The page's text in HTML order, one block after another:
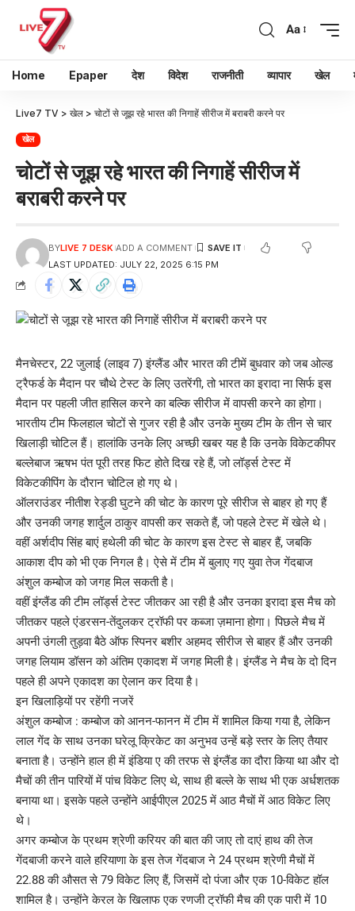
Aa
Home Epaper देश विदेश राजनीती व्यापार खेल
Live7 TV > खेल > चोटों से जूझ रहे भारत की निगाहें सीरीज में बराबरी करने पर
खेल
चोटों से जूझ रहे भारत की निगाहें सीरीज में
बराबरी करने पर
LAST UPDATED: JULY 22, 2025 6:15 PM
BYLIVE 7 DESK ADD A COMMENT
मैनचेस्टर, 22 जुलाई (लाइव 7) इंग्लैंड और भारत की टीमें बुधवार को जब ओल्ड
ट्रैफर्ड के मैदान पर चौथे टेस्ट के लिए उतरेंगी, तो भारत का इरादा ना सिर्फ इस
मैदान पर पहली जीत हासिल करने का बल्कि सीरीज में वापसी करने का होगा।
भारतीय टीम फिलहाल चोटों से गुजर रही है और उनके मुख्य टीम के तीन से चार
खिलाड़ी चोटिल हैं। हालांकि उनके लिए अच्छी खबर यह है कि उनके विकेटकीपर
बल्लेबाज ऋषभ पंत पूरी तरह फिट होते दिख रहे हैं, जो लॉर्ड्स टेस्ट में
विकेटकीपिंग के दौरान चोटिल हो गए थे।
ऑलराउंडर नीतीश रेड्डी घुटने की चोट के कारण पूरे सीरीज से बाहर हो गए हैं
और उनकी जगह शार्दुल ठाकुर वापसी कर सकते हैं, जो पहले टेस्ट में खेले थे।
वहीं अर्शदीप सिंह बाएं हथेली की चोट के कारण इस टेस्ट से बाहर हैं, जबकि
आकाश दीप को भी एक निगल है। ऐसे में टीम में बुलाए गए युवा तेज गेंदबाज
अंशुल कम्बोज को जगह मिल सकती है।
वहीं इंग्लैंड की टीम लॉर्ड्स टेस्ट जीतकर आ रही है और उनका इरादा इस मैच को
जीतकर पहले एंडरसन-तेंदुलकर ट्रॉफी पर कब्जा ज़माना होगा। पिछले मैच में
अपनी उंगली तुड़वा बैठे ऑफ स्पिनर बशीर अहमद सीरीज से बाहर हैं और उनकी
जगह लियाम डॉसन को अंतिम एकादश में जगह मिली है। इंग्लैंड ने मैच के दो दिन
पहले ही अपने एकादश का ऐलान कर दिया है।
इन खिलाड़ियों पर रहेंगी नजरें
अंशुल कम्बोज : कम्बोज को आनन-फानन में टीम में शामिल किया गया है, लेकिन
लाल गेंद के साथ उनका घरेलू क्रिकेट का अनुभव उन्हें बड़े स्तर के लिए तैयार
बनाता है। उन्होंने हाल ही में इंडिया ए की तरफ से इंग्लैंड का दौरा किया था और दो
मैचों की तीन पारियों में पांच विकेट लिए थे, साथ ही बल्ले के साथ भी एक अर्धशतक
बनाया था। इसके पहले उन्होंने आईपीएल 2025 में आठ मैचों में आठ विकेट लिए
थे।
अगर कम्बोज के प्रथम श्रेणी करियर की बात की जाए तो दाएं हाथ की तेज
गेंदबाजी करने वाले हरियाणा के इस तेज गेंदबाज ने 24 प्रथम श्रेणी मैचों में
22.88 की औसत से 79 विकेट लिए हैं, जिसमें दो पंजा और एक 10-विकेट हॉल
शामिल है। उन्होंने केरल के खिलाफ एक रणजी ट्रॉफी मैच की एक पारी में 10